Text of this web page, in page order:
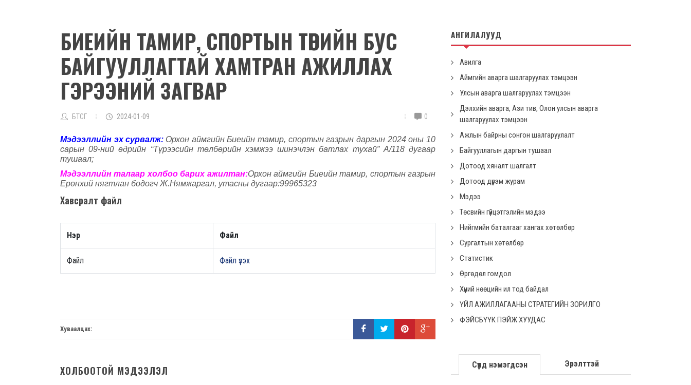
БИЕИЙН ТАМИР, СПОРТЫН ТӨРИЙН БУС
БАЙГУУЛЛАГТАЙ ХАМТРАН АЖИЛЛАХ
ГЭРЭЭНИЙ ЗАГВАР
БТСГ 2024-01-09 0
Мэдээллийн эх сурвалж: Орхон аймгийн Биеийн тамир, спортын газрын даргын 2024оны 10
сарын 09-ний өдрийн “Түрээсийн төлбөрийн хэмжээ шинэчлэн батлах тухай” А/118дугаар
тушаал;
Мэдээллийн талаар холбоо барих ажилтан:Орхон аймгийн Биеийн тамир, спортын газрын
Ерөнхий нягтлан бодогч Ж.Нямжаргал, утасны дугаар:99965323
Хавсралт файл
Нэр Файл
Файл Файл үзэх
Хуваалцах:
ХОЛБООТОЙ МЭДЭЭЛЭЛ
АНГИЛАЛУУД
Авилга
Аймгийн аварга шалгаруулах тэмцээн
Улсын аварга шалгаруулах тэмцээн
Дэлхийн аварга, Ази тив, Олон улсын аварга
шалгаруулах тэмцээн
Ажлын байрны сонгон шалгаруулалт
Байгууллагын даргын тушаал
Дотоод хяналт шалгалт
Дотоод дүрэм журам
Мэдээ
Төсвийн гүйцэтгэлийн мэдээ
Нийгмийн баталгааг хангах хөтөлбөр
Сургалтын хөтөлбөр
Статистик
Өргөдөл гомдол
Хүний нөөцийн ил тод байдал
ҮЙЛ АЖИЛЛАГААНЫ СТРАТЕГИЙН ЗОРИЛГО
ФЭЙСБҮҮК ПЭЙЖ ХУУДАС
Сүүлд нэмэгдсэн Эрэлттэй